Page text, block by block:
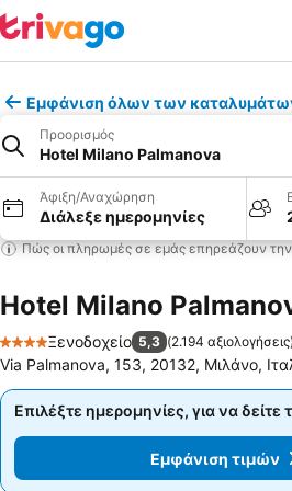
Εμφάνιση όλων των
Προορισμός
Hotel Milano Palmanova
Άφιξη/Αναχώρηση
Διάλεξε ημερομηνίες
Πώς οι πληρωμές σε εμάς επηρεάζουν
Hotel Milano
4 Αστέρια
Ξενοδοχείο 5,3 (2.194 αξιολογήσεις)
Via Palmanova, 153, 20132, Μιλάνο,
Επιλέξτε ημερομηνίες, για να δείτε
Εμφάνιση
Επιλέξτε ημερομηνίες, για να δείτε
Εμφάνιση τιμών